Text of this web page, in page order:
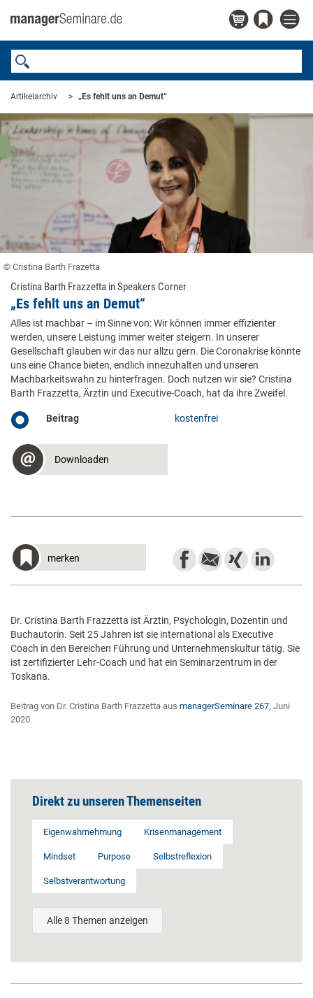
Artikelarchiv „Es fehlt uns an Demut“
© Cristina Barth Frazetta
Cristina Barth Frazzetta in Speakers Corner
„Es fehlt uns an Demut“
Alles ist machbar – im Sinne von: Wir können immer effizienter
werden, unsere Leistung immer weiter steigern. In unserer
Gesellschaft glauben wir das nur allzu gern. Die Coronakrise könnte
uns eine Chance bieten, endlich innezuhalten und unseren
Machbarkeitswahn zu hinterfragen. Doch nutzen wir sie? Cristina
Barth Frazzetta, Ärztin und Executive-Coach, hat da ihre Zweifel.
Beitrag kostenfrei
Downloaden
merken
Dr. Cristina Barth Frazzetta ist Ärztin, Psychologin, Dozentin und
Buchautorin. Seit 25 Jahren ist sie international als Executive
Coach in den Bereichen Führung und Unternehmenskultur tätig. Sie
ist zertifizierter Lehr-Coach und hat ein Seminarzentrum in der
Toskana.
Beitrag von Dr. Cristina Barth Frazzetta aus managerSeminare 267, Juni
2020
Direkt zu unseren Themenseiten
Eigenwahrnehmung Krisenmanagement
Mindset Purpose Selbstreflexion
Selbstverantwortung
Alle 8 Themen anzeigen